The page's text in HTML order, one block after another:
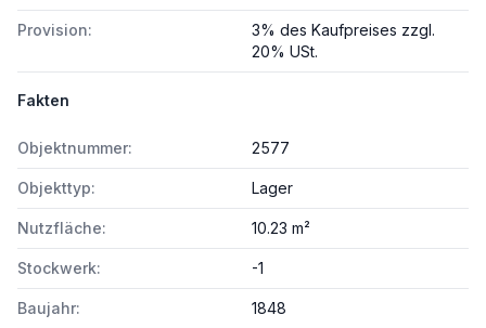
Provision:
3% des Kaufpreises zzgl.
20% USt.
Fakten
Objektnummer: 2577
Objekttyp: Lager
Nutzfläche: 10.23 m²
Stockwerk: -1
Baujahr: 1848